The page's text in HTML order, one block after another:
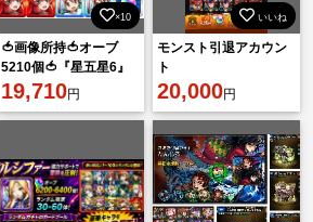
×10
🍅画像所持🍅オーブ
5210個🍅『星五星6』
のキャラクター220体
以上🍅🍅🍅🍅🍅🍅
19,710円
いいね
モンスト引退アカウン
ト
20,000円